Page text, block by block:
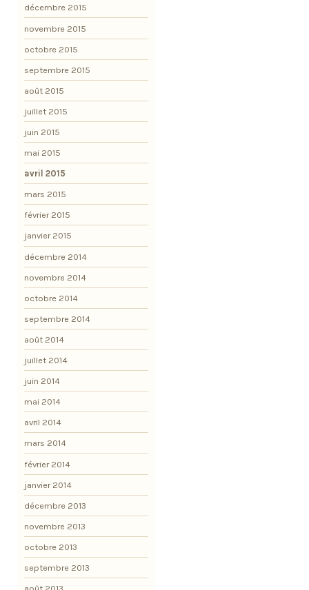
décembre 2015
novembre 2015
octobre 2015
septembre 2015
août 2015
juillet 2015
juin 2015
mai 2015
avril 2015
mars 2015
février 2015
janvier 2015
décembre 2014
novembre 2014
octobre 2014
septembre 2014
août 2014
juillet 2014
juin 2014
mai 2014
avril 2014
mars 2014
février 2014
janvier 2014
décembre 2013
novembre 2013
octobre 2013
septembre 2013